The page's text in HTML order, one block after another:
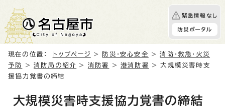
緊急情報なし
防災ポータル
現在の位置： トップページ > 防災・安心安全 >消防・救急・火災
予防
>消防局の紹介 > 消防署 >港消防署
> 大規模災害時支
援協力覚書の締結
大規模災害時支援協力覚書の締結